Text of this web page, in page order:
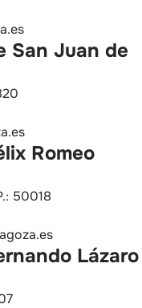
San Juan de
Romeo
50018
Lázaro